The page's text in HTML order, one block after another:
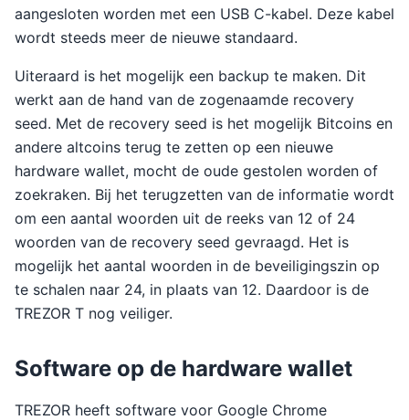
aangesloten worden met een USB C-kabel. Deze kabel
wordt steeds meer de nieuwe standaard.
Uiteraard is het mogelijk een backup te maken. Dit
werkt aan de hand van de zogenaamde recovery
seed. Met de recovery seed is het mogelijk Bitcoins en
andere altcoins terug te zetten op een nieuwe
hardware wallet, mocht de oude gestolen worden of
zoekraken. Bij het terugzetten van de informatie wordt
om een aantal woorden uit de reeks van 12 of 24
woorden van de recovery seed gevraagd. Het is
mogelijk het aantal woorden in de beveiligingszin op
te schalen naar 24, in plaats van 12. Daardoor is de
TREZOR T nog veiliger.
Software op de hardware wallet
TREZOR heeft software voor Google Chrome